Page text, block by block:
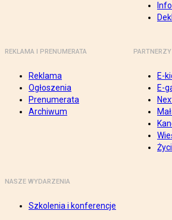
REKLAMA I PRENUMERATA
Reklama
Ogłoszenia
Prenumerata
Archiwum
PARTNERZY
E-
E-
NASZE WYDARZENIA
Szkolenia i konferencje